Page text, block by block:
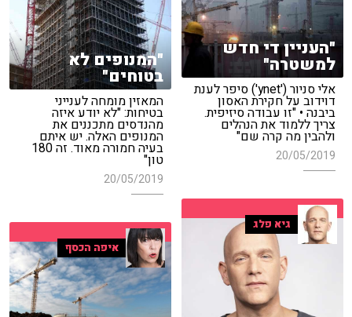
"העניין די חדש
למשטרה"
אלי סניור ('ynet') סיפר לענת
דוידוב על חקירת האסון
ביבנה • "זו עבודה סיזיפית.
צריך ללמוד את הנהלים
ולהבין מה קרה שם"
20/05/2019
"המנופים לא
בטוחים"
המאזין מומחה לענייני
בטיחות: "לא יודע איזה
מהנדסים מתכננים את
המנופים האלה. יש איתם
בעיה חמורה מאוד. זה 180
טון"
20/05/2019
גיא פלג
איפה הכסף